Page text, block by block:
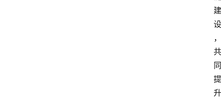
建
设
，
共
同
提
升